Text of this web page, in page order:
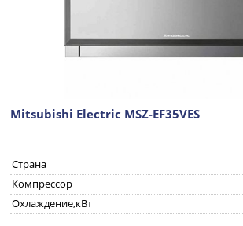
Mitsubishi Electric MSZ-EF35VES
Страна
Компрессор
Охлаждение,кВт